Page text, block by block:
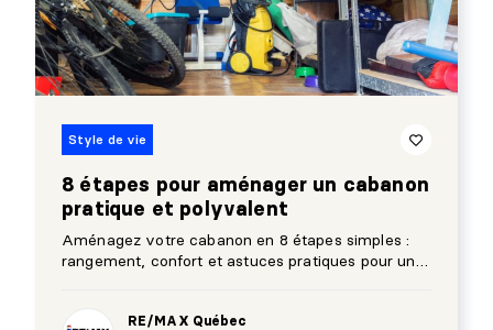
Style de vie
8 étapes pour aménager un cabanon
pratique et polyvalent
Aménagez votre cabanon en 8 étapes simples :
rangement, confort et astuces pratiques pour un
RE/MAX Québec